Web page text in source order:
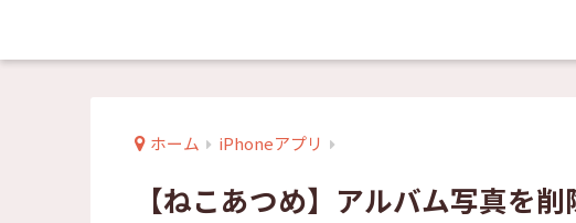
ホーム iPhoneアプリ
【ねこあつめ】アルバム写真を